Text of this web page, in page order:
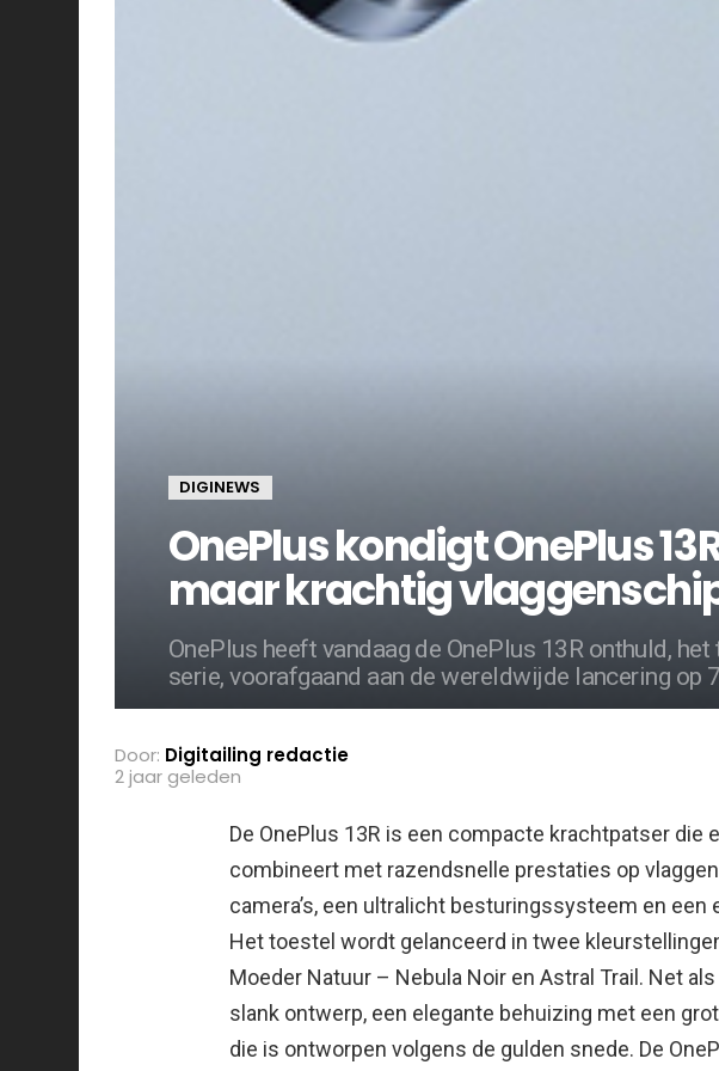
DIGINEWS
OnePlus kondigt OnePlus
maar krachtig
OnePlus heeft vandaag de OnePlus 13R onthuld,
serie, voorafgaand aan de wereldwijde lancering op
Door: Digitailing redactie
2 jaar geleden
De OnePlus 13R is een compacte krachtpatser die
combineert met razendsnelle prestaties op
camera’s, een ultralicht besturingssysteem en een
Het toestel wordt gelanceerd in twee
Moeder Natuur – Nebula Noir en Astral Trail. Net
slank ontwerp, een elegante behuizing met een
die is ontworpen volgens de gulden snede. De